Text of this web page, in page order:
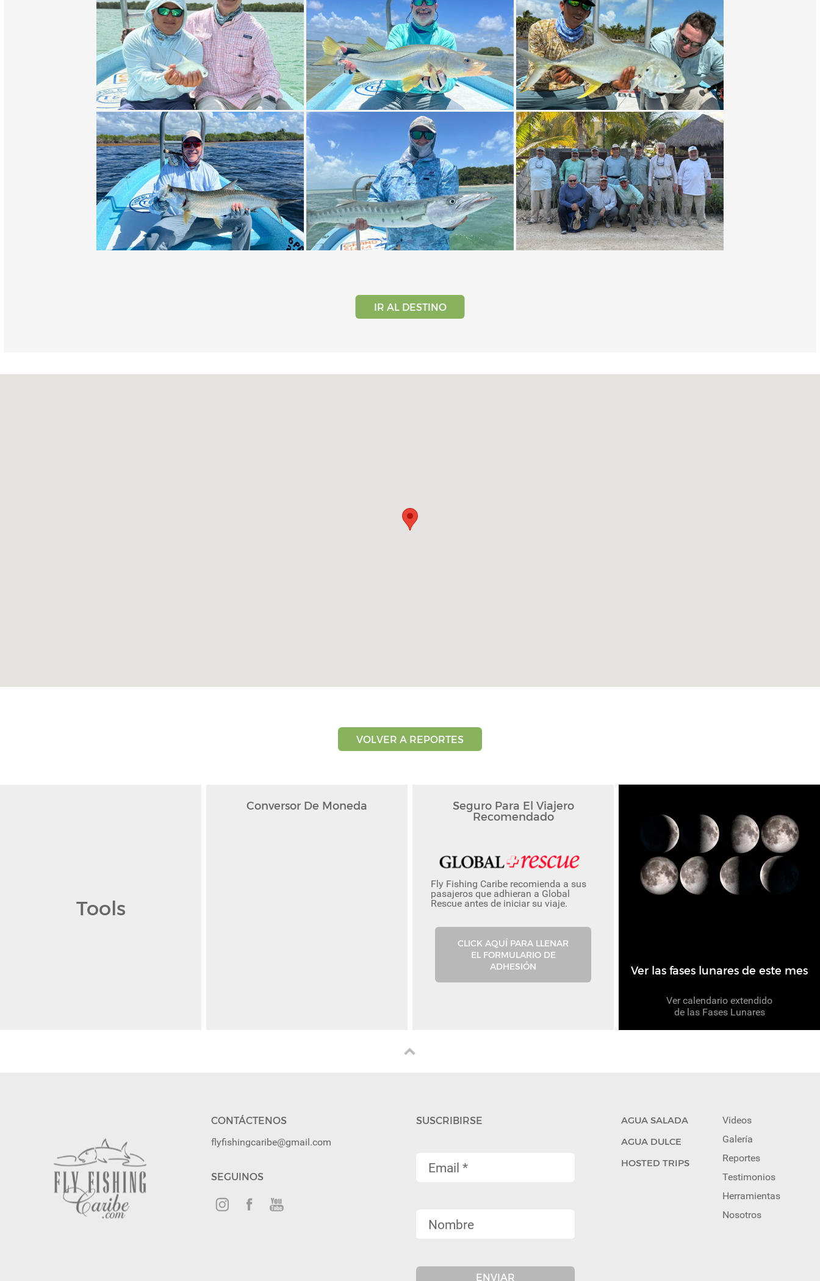
IR AL DESTINO
VOLVER A REPORTES
Tools
Conversor De Moneda
Seguro Para El Viajero
Recomendado
Fly Fishing Caribe recomienda a sus
pasajeros que adhieran a Global
Rescue antes de iniciar su viaje.
CLICK AQUÍ PARA LLENAR
EL FORMULARIO DE
ADHESIÓN
Ver las fases lunares de este mes
Ver calendario extendido
de las Fases Lunares
CONTÁCTENOS
flyfishingcaribe@gmail.com
SEGUINOS
SUSCRIBIRSE
AGUA SALADA
AGUA DULCE
HOSTED TRIPS
Videos
Galería
Reportes
Testimonios
Herramientas
Nosotros